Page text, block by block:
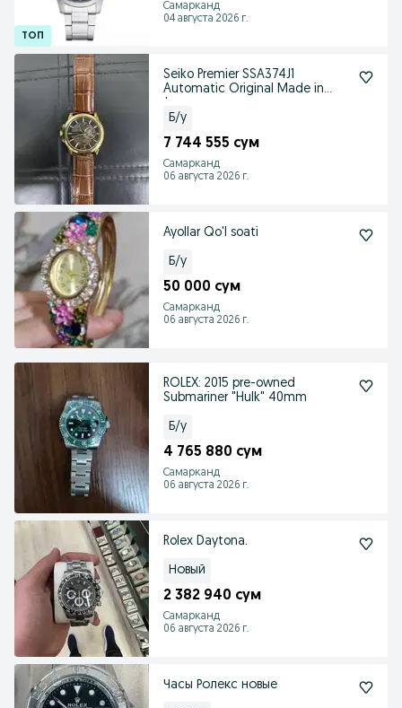
Самарканд
04 августа 2026 г.
Seiko Premier SSA374J1
Automatic Original Made in
Б/у
7 744 555 сум
Самарканд
06 августа 2026 г.
Ayollar Qo'l soati
Б/у
50 000 сум
Самарканд
06 августа 2026 г.
ROLEX: 2015 pre-owned
Submariner "Hulk" 40mm
Б/у
4 765 880 сум
Самарканд
06 августа 2026 г.
Rolex Daytona.
Новый
2 382 940 сум
Самарканд
06 августа 2026 г.
Часы Ролекс новые